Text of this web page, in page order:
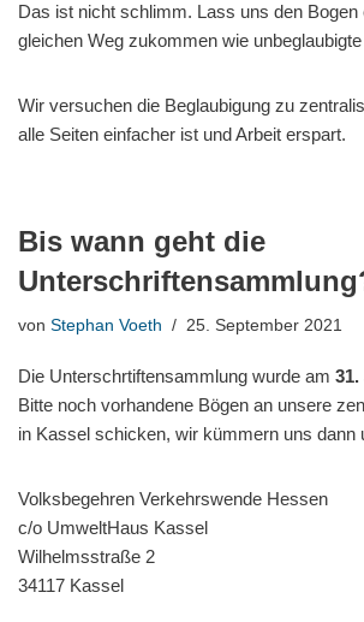
Das ist nicht schlimm. Lass uns den Bogen
gleichen Weg zukommen wie
Wir versuchen die Beglaubigung zu
alle Seiten einfacher ist und Arbeit erspart.
Bis wann geht die
von Stephan Voeth 25. September 2021
Die Unterschrtiftensammlung wurde am 31.
Bitte noch vorhandene Bögen an unsere
in Kassel schicken, wir kümmern uns dann
Volksbegehren Verkehrswende Hessen
c/o UmweltHaus Kassel
Wilhelmsstraße 2
34117 Kassel